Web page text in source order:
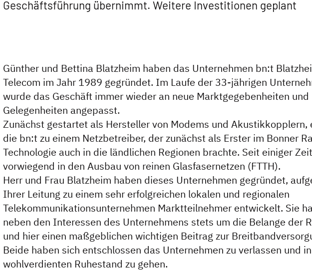
Geschäftsführung übernimmt. Weitere Investitionen geplant
Günther und Bettina Blatzheim haben das Unternehmen bn:t
Telecom im Jahr 1989 gegründet. Im Laufe der 33-jährigen
wurde das Geschäft immer wieder an neue Marktgegebenheiten und
Gelegenheiten angepasst.
Zunächst gestartet als Hersteller von Modems und
die bn:t zu einem Netzbetreiber, der zunächst als Erster im Bonner
Technologie auch in die ländlichen Regionen brachte. Seit einiger
vorwiegend in den Ausbau von reinen Glasfasernetzen (FTTH).
Herr und Frau Blatzheim haben dieses Unternehmen gegründet,
Ihrer Leitung zu einem sehr erfolgreichen lokalen und regionalen
Telekommunikationsunternehmen Marktteilnehmer entwickelt. Sie
neben den Interessen des Unternehmens stets um die Belange der
und hier einen maßgeblichen wichtigen Beitrag zur
Beide haben sich entschlossen das Unternehmen zu verlassen und
wohlverdienten Ruhestand zu gehen.